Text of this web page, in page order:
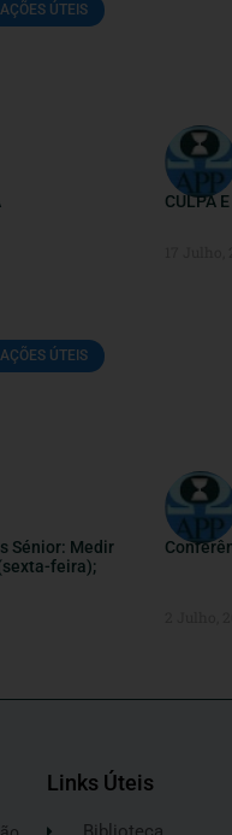
ÚTEIS
CULPA
ÚTEIS
Sénior: Medir
feira);
Links Úteis